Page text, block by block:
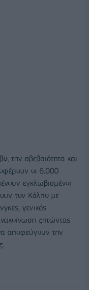
την αβεβαιότητα και
οι 6.000
εγκλωβισμένοι
τον Κόλπο με
γενικός
ζητώντας
αποφεύγουν την